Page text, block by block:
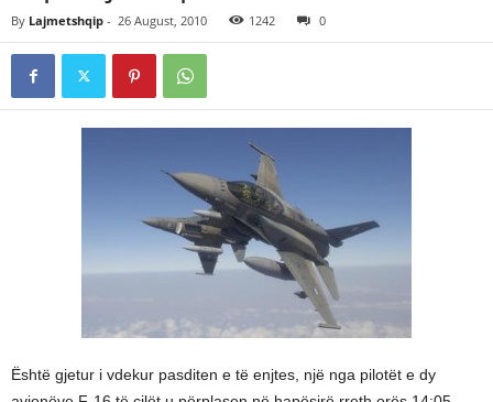
By Lajmetshqip - 26 August, 2010 1242 0
Është gjetur i vdekur pasditen e të enjtes, një nga pilotët e dy